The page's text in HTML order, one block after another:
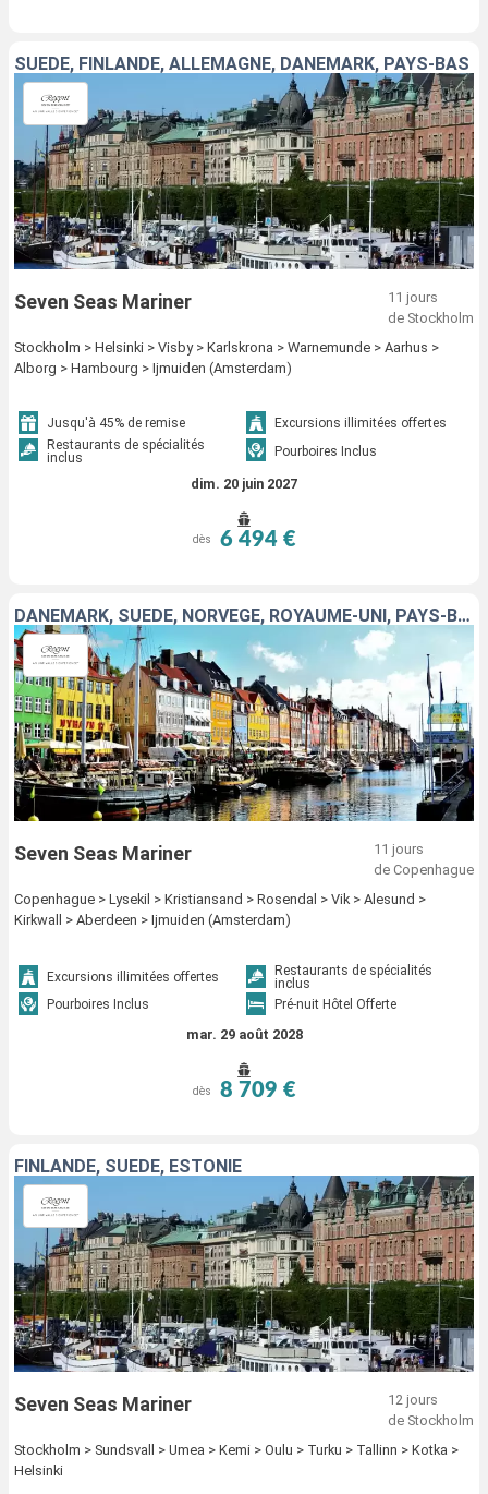
SUÈDE, FINLANDE, ALLEMAGNE, DANEMARK, PAYS-BAS
Seven Seas Mariner
11 jours
de Stockholm
Stockholm > Helsinki > Visby > Karlskrona > Warnemunde > Aarhus >
Alborg > Hambourg > Ijmuiden (Amsterdam)
Jusqu'à 45% de remise
Excursions illimitées offertes
Restaurants de spécialités
inclus
Pourboires Inclus
dim. 20 juin 2027
dès 6 494 €
DANEMARK, SUÈDE, NORVÈGE, ROYAUME-UNI, PAYS-BAS
Seven Seas Mariner
11 jours
de Copenhague
Copenhague > Lysekil > Kristiansand > Rosendal > Vik > Alesund >
Kirkwall > Aberdeen > Ijmuiden (Amsterdam)
Excursions illimitées offertes
Restaurants de spécialités
inclus
Pourboires Inclus
Pré-nuit Hôtel Offerte
mar. 29 août 2028
dès 8 709 €
FINLANDE, SUÈDE, ESTONIE
Seven Seas Mariner
12 jours
de Stockholm
Stockholm > Sundsvall > Umea > Kemi > Oulu > Turku > Tallinn > Kotka >
Helsinki